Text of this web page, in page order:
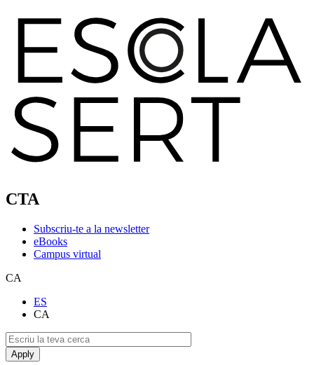
CTA
Subscriu-te a la newsletter
eBooks
Campus virtual
CA
ES
CA